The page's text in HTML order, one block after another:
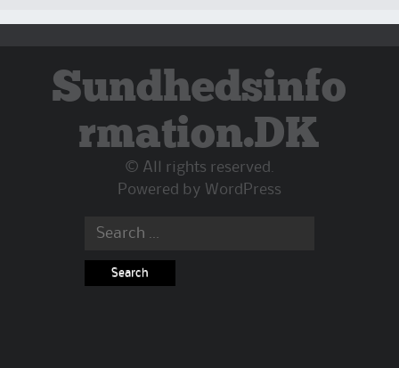
Sundhedsinfo
rmation.DK
© All rights reserved.
Powered by WordPress
Search